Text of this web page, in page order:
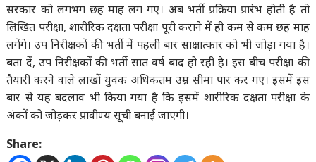
सरकार को लगभग छह माह लग गए। अब भर्ती प्रक्रिया प्रारंभ होती है तो
लिखित परीक्षा, शारीरिक दक्षता परीक्षा पूरी कराने में ही कम से कम छह माह
लगेंगे। उप निरीक्षकों की भर्ती में पहली बार साक्षात्कार को भी जोड़ा गया है।
बता दें, उप निरीक्षकों की भर्ती सात वर्ष बाद हो रही है। इस बीच परीक्षा की
तैयारी करने वाले लाखों युवक अधिकतम उम्र सीमा पार कर गए। इसमें इस
बार से यह बदलाव भी किया गया है कि इसमें शारीरिक दक्षता परीक्षा के
अंकों को जोड़कर प्रावीण्य सूची बनाई जाएगी।
Share: